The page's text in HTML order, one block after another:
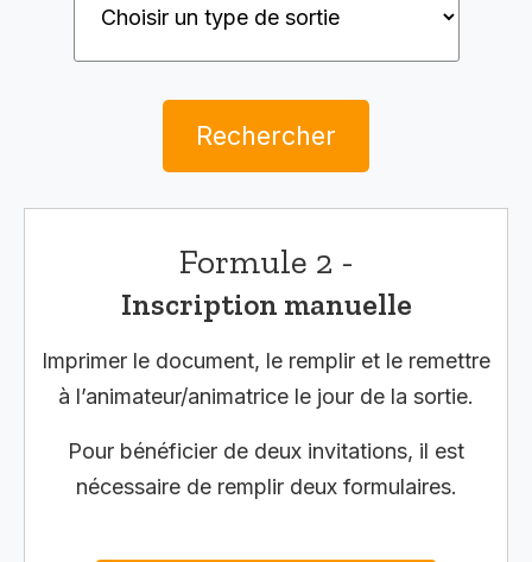
Rechercher
Formule 2 -
Inscription manuelle
Imprimer le document, le remplir et le remettre
à l’animateur/animatrice le jour de la sortie.
Pour bénéficier de deux invitations, il est
nécessaire de remplir deux formulaires.